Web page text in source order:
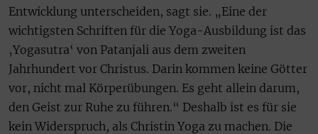
Entwicklung unterscheiden, sagt sie. „Eine der
wichtigsten Schriften für die Yoga-Ausbildung ist das
‚Yogasutra‘ von Patanjali aus dem zweiten
Jahrhundert vor Christus. Darin kommen keine Götter
vor, nicht mal Körperübungen. Es geht allein darum,
den Geist zur Ruhe zu führen.“ Deshalb ist es für sie
kein Widerspruch, als Christin Yoga zu machen. Die